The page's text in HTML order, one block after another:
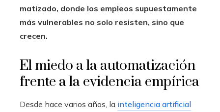
matizado, donde los empleos supuestamente
más vulnerables no solo resisten, sino que
crecen.
El miedo a la automatización
frente a la evidencia empírica
Desde hace varios años, la inteligencia artificial